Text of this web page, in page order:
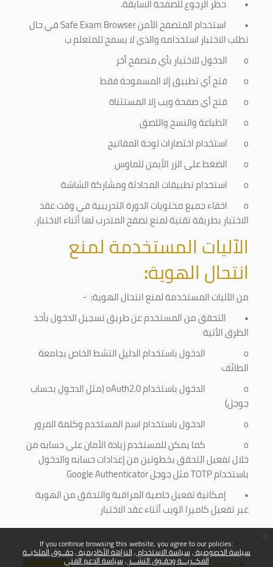
If you continue browsing this website, you agree to our policies:
سياسة الخصوصية سياسة الاستخدام النزاهة الأكاديمية حقــوق الملكيــة
الفكــريـــة وحقـوق النشـــر سياسة الدعم الفني
• حظر الرجوع للصفحة السابقة.
• استخدام المتصفح الأمنSafe Exam Browserفي حال
تطلب الاختبار استخدامه والذي لا يسمح للمتعلم ب
o
الدخول للاختبار بأي متصفح أخر
o
فتح أي تطبيق إلا المسموحة فقط
o
فتح أي صفحة ويب إلا المستثناة
o
الطباعة والنسخ واللصق
o
استخدام اختصارات لوحة المفاتيح
o
الضغط على الزر الأيمن للماوس
o
استخدام تطبيقات المحادثة ومشاركة الشاشة
o
اخفاء جميع محتويات الدورة التدريبية في وقت عقد
الاختبار بطريقة تقنية لمنع تصفح المتدرب لها أثناء الاختبار.
الآليات المستخدمة لمنع
انتحال الهوية:
من الآليات المستخدمة لمنعانتحال الهوية: -
• التحقق من المستخدم عن طريق تسجيل الدخول بأحد
الطرق الأتية
o
الدخول باستخدام الدليل النشط الخاص بجامعة
الطائف
o
الدخول باستخدامoAuth2.0(مثل الدخول بحساب
جوجل)
o
الدخول باستخدام اسم المستخدم وكلمة المرور
o
كما يمكن للمستخدم زيادة الأمان على حسابه من
خلال تفعيل التحقق بخطوتين من إعدادات حسابه والدخول
باستخدامTOTPمثل جوجلGoogle Authenticator
• إمكانية تفعيل خاصية المراقبة والتحقق من الهوية
عبر تفعيل كاميرا الويب أثناء عقد الاختبار